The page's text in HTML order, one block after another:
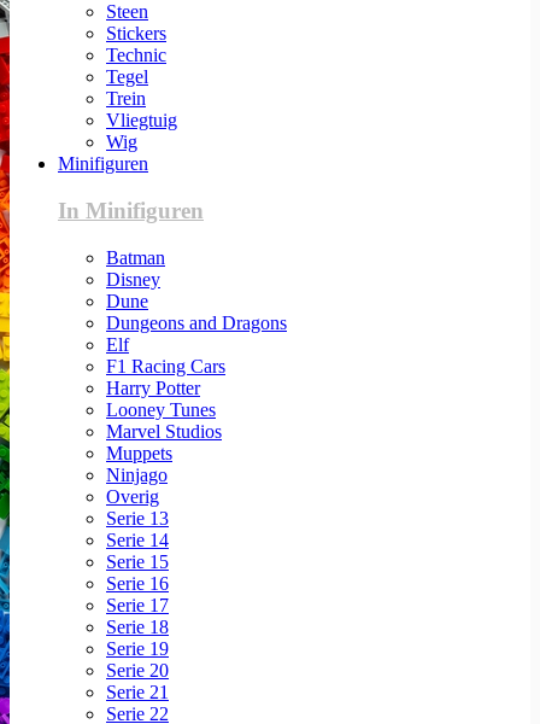
Steen
Stickers
Technic
Tegel
Trein
Vliegtuig
Wig
Minifiguren
In Minifiguren
Batman
Disney
Dune
Dungeons and Dragons
Elf
F1 Racing Cars
Harry Potter
Looney Tunes
Marvel Studios
Muppets
Ninjago
Overig
Serie 13
Serie 14
Serie 15
Serie 16
Serie 17
Serie 18
Serie 19
Serie 20
Serie 21
Serie 22